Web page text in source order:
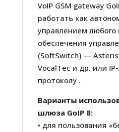
VoIP GSM gateway
работать как
управлением любого
обеспечения
(SoftSwitch) —
VocalTec и др. или
протоколу .
Варианты
шлюза GoIP 8:
• для пользования